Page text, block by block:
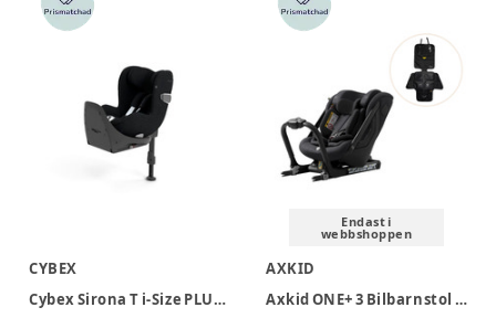
CYBEX
Cybex Sirona T i-Size PLUS Bilbarnstol inkl. bas - Sepia Black
Endast i
webbshoppen
AXKID
Axkid ONE+ 3 Bilbarnstol inkl. Sparkskydd – Coastal Storm Black